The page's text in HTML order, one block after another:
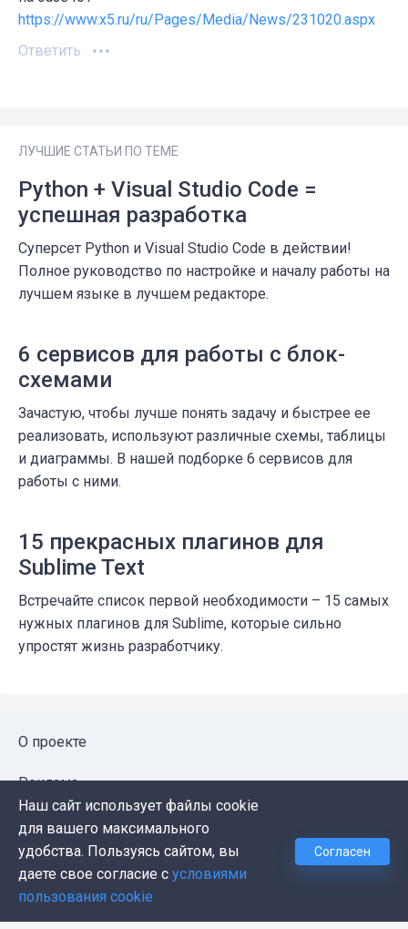
https://www.x5.ru/ru/Pages/Media/News/231020.aspx
Ответить
ЛУЧШИЕ СТАТЬИ ПО ТЕМЕ
Python + Visual Studio Code =
успешная разработка
Суперсет Python и Visual Studio Code в действии!
Полное руководство по настройке и началу работы на
лучшем языке в лучшем редакторе.
6 сервисов для работы с блок-
схемами
Зачастую, чтобы лучше понять задачу и быстрее ее
реализовать, используют различные схемы, таблицы
и диаграммы. В нашей подборке 6 сервисов для
работы с ними.
15 прекрасных плагинов для
Sublime Text
Встречайте список первой необходимости – 15 самых
нужных плагинов для Sublime, которые сильно
упростят жизнь разработчику.
О проекте
Реклама
Публичная оферта
Политика конфиденциальности
Контакты
Наш сайт использует файлы cookie
для вашего максимального
удобства. Пользуясь сайтом, вы
даете свое согласие с условиями
пользования cookie
Согласен